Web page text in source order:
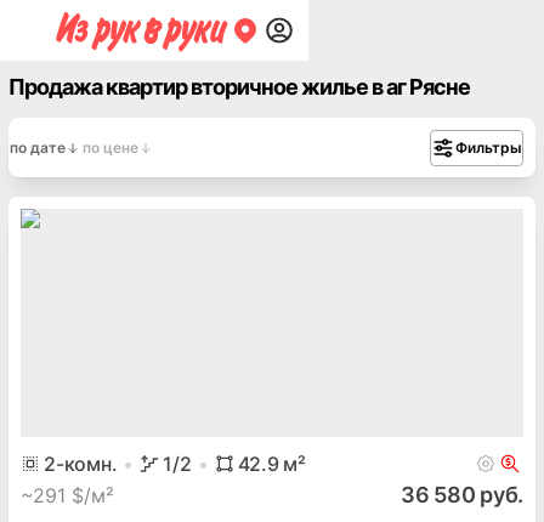
Продажа квартир вторичное жилье в аг Рясне
по дате по цене Фильтры
2-комн. 1/2 42.9м²
~291 $/м² 36 580 руб.